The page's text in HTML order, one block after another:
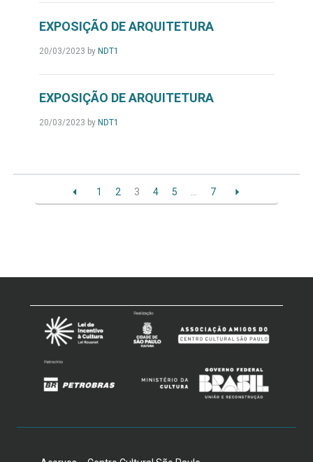
EXPOSIÇÃO DE ARQUITETURA
20/03/2023 by NDT1
EXPOSIÇÃO DE ARQUITETURA
20/03/2023 by NDT1
1 2 3 4 5 … 7